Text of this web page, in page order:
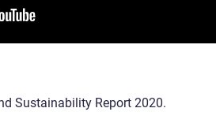
Sustainability Report 2020.